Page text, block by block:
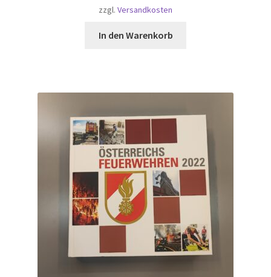
zzgl. Versandkosten
In den Warenkorb